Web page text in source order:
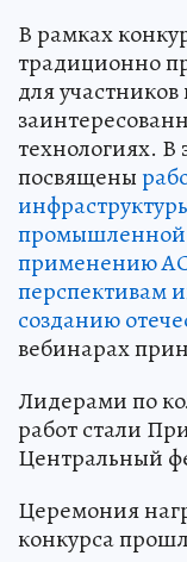
В рамках
традиционно
для
технологиях. В
посвящены
промышленной
применению
перспективам
созданию
вебинарах
Лидерами по
работ стали
Центральный
Церемония
конкурса